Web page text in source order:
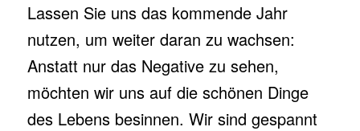
Lassen Sie uns das kommende Jahr
nutzen, um weiter daran zu wachsen:
Anstatt nur das Negative zu sehen,
möchten wir uns auf die schönen Dinge
des Lebens besinnen. Wir sind gespannt